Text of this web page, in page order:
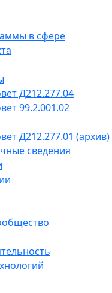
в сфере
Д212.277.04
99.2.001.02
Д212.277.01 (архив)
сведения